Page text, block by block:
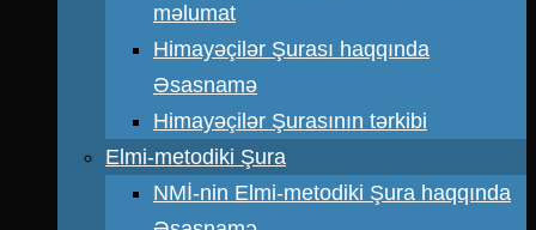
məlumat
Himayəçilər Şurası haqqında
Əsasnamə
Himayəçilər Şurasının tərkibi
Elmi-metodiki Şura
NMİ-nin Elmi-metodiki Şura haqqında